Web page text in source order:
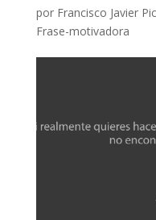
por Francisco Javier
Frase-motivadora